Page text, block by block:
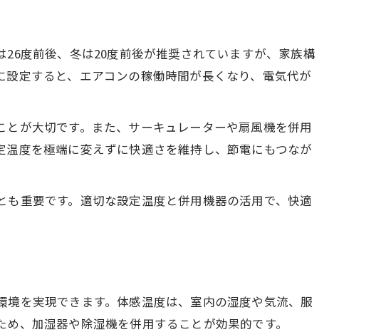
選び
由
知る
夫
策
性
度前後、冬は20度前後が推奨されていますが、家族構
定すると、エアコンの稼働時間が長くなり、電気代が
が大切です。また、サーキュレーターや扇風機を併用
度を極端に変えずに快適さを維持し、節電にもつなが
重要です。適切な設定温度と併用機器の活用で、快適
を実現できます。体感温度は、室内の湿度や気流、服
、加湿器や除湿機を併用することが効果的です。